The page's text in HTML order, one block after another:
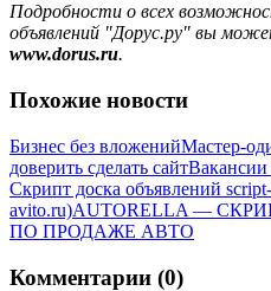
Подробности о всех
объявлений "Дорус.ру" вы
www.dorus.ru.
Похожие новости
Бизнес без вложенийМастер-
доверить сделать сайтВакансии
Скрипт доска объявлений
avito.ru)AUTORELLA —
ПО ПРОДАЖЕ АВТО
Комментарии (0)